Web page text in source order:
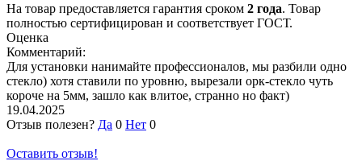
На товар предоставляется гарантия сроком 2 года. Товар
полностью сертифицирован и соответствует ГОСТ.
Оценка
Комментарий:
Для установки нанимайте профессионалов, мы разбили одно
стекло) хотя ставили по уровню, вырезали орк-стекло чуть
короче на 5мм, зашло как влитое, странно но факт)
19.04.2025
Отзыв полезен? Да 0 Нет 0
Оставить отзыв!